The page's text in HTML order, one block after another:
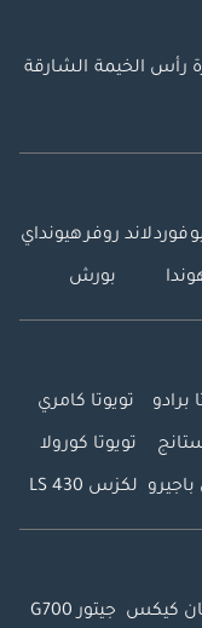
رأس الخيمة الشارقة
فوردلاند روفرهيونداي
بورش
برادو تويوتا كامري
تويوتا كورولا
لكزس LS 430
كيكس جيتور G700